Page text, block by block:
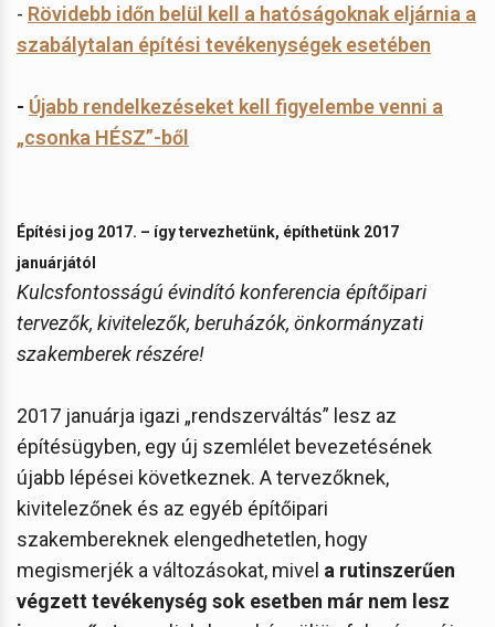
- Rövidebb időn belül kell a hatóságoknak eljárnia a
szabálytalan építési tevékenységek esetében
- Újabb rendelkezéseket kell figyelembe venni a
„csonka HÉSZ”-ből
Építési jog 2017. – így tervezhetünk, építhetünk 2017
januárjától
Kulcsfontosságú évindító konferencia építőipari
tervezők, kivitelezők, beruházók, önkormányzati
szakemberek részére!
2017 januárja igazi „rendszerváltás” lesz az
építésügyben, egy új szemlélet bevezetésének
újabb lépései következnek. A tervezőknek,
kivitelezőnek és az egyéb építőipari
szakembereknek elengedhetetlen, hogy
megismerjék a változásokat, mivel a rutinszerűen
végzett tevékenység sok esetben már nem lesz